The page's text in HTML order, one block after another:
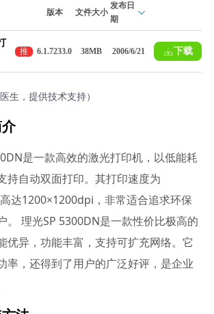
版本 文件大小
发布日
期
推
荐
6.1.7233.0 38MB 2006/6/21 下载
生，提供技术支持）
是一款高效的激光打印机，以低能耗
持自动双面打印。其打印速度为
达1200×1200dpi，非常适合追求环保
。 理光SP 5300DN是一款性价比极高的
优异，功能丰富，支持可扩充网络。它
率，还得到了用户的广泛好评，是企业